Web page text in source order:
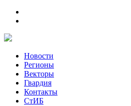
Новости
Регионы
Векторы
Гвардия
Контакты
СтИБ